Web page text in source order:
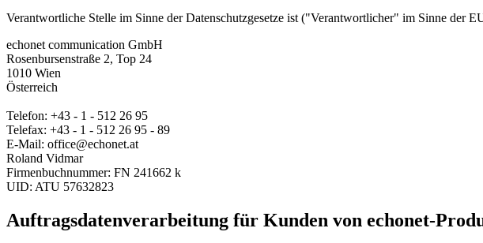
Verantwortliche Stelle im Sinne der Datenschutzgesetze ist ("Verantwortlicher" im Sinne der
echonet communication GmbH
Rosenbursenstraße 2, Top 24
1010 Wien
Österreich
Telefon: +43 - 1 - 512 26 95
Telefax: +43 - 1 - 512 26 95 - 89
E-Mail: office@echonet.at
Roland Vidmar
Firmenbuchnummer: FN 241662 k
UID: ATU 57632823
Auftragsdatenverarbeitung für Kunden von echonet-